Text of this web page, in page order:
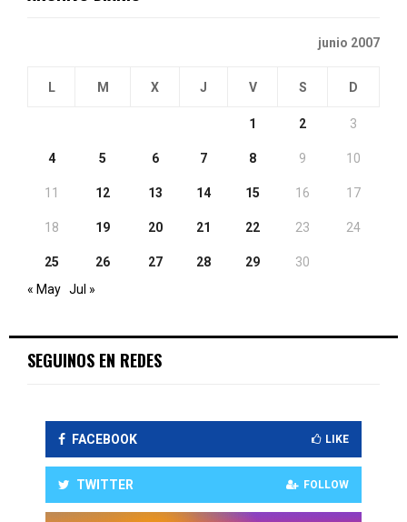
junio 2007
L M X J V S D
1 2 3
4 5 6 7 8 9 10
11 12 13 14 15 16 17
18 19 20 21 22 23 24
25 26 27 28 29
30
« May Jul »
SEGUINOS EN REDES
FACEBOOK LIKE
TWITTER FOLLOW